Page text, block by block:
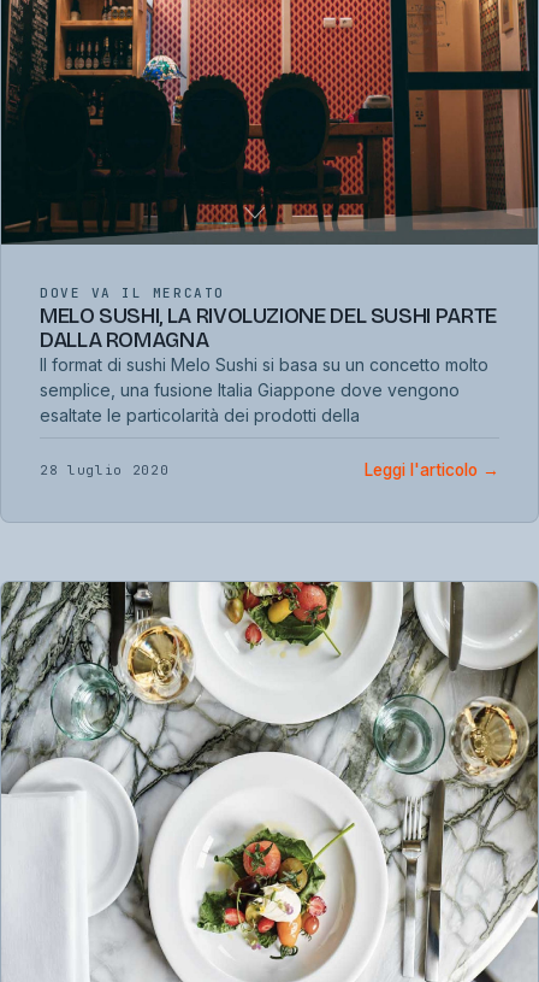
DOVE VA IL MERCATO
MELO SUSHI, LA RIVOLUZIONE DEL SUSHI PARTE
DALLA ROMAGNA
Il format di sushi Melo Sushi si basa su un concetto molto
semplice, una fusione Italia Giappone dove vengono
esaltate le particolarità dei prodotti della
28 luglio 2020 Leggi l'articolo →